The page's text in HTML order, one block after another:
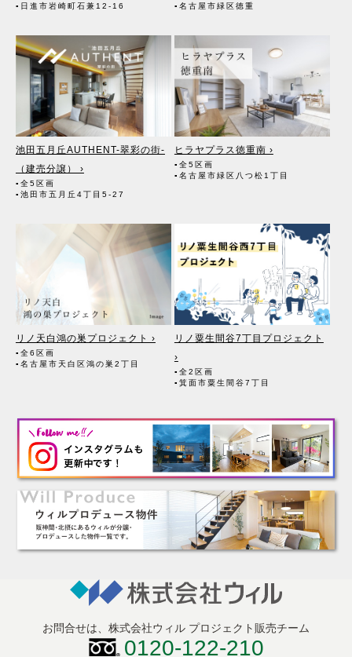
▪日進市岩崎町石兼12-16
▪名古屋市緑区徳重
池田五月丘AUTHENT-翠彩の街-
（建売分譲） ›
▪全5区画
▪池田市五月丘4丁目5-27
ヒラヤプラス徳重南 ›
▪全5区画
▪名古屋市緑区八つ松1丁目
リノ天白鴻の巣プロジェクト ›
▪全6区画
▪名古屋市天白区鴻の巣2丁目
リノ粟生間谷7丁目プロジェクト
›
▪全2区画
▪箕面市粟生間谷7丁目
お問合せは、株式会社ウィル プロジェクト販売チーム
0120-122-210